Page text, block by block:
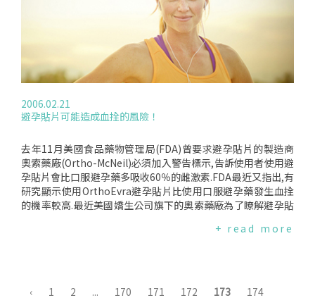
要再18個月才有結果.FDA雖未因此立即採取行動,但會密切注意
使用避孕貼片可能造成的後遺症對此,嬌生在台子公司楊森藥廠
表示,台灣上市的避孕貼片名稱為Evra,與在美國上市的OrthoEv
ra不僅名稱不同,因製造地不一樣,雌激素的含量也不同,在台灣
上市的避孕貼片雌激素含量較少,且自從93年在台上市以來尚未
出現引發血栓副作用的報告.對此說法台灣女人連線表示並不認
上市前所做的審合評估就必須包含製造地才是.
2006.02.21
避孕貼片可能造成血拴的風險！
去年11月美國食品藥物管理局(FDA)曾要求避孕貼片的製造商
奧索藥廠(Ortho-McNeil)必須加入警告標示,告訴使用者使用避
孕貼片會比口服避孕藥多吸收60％的雌激素.FDA最近又指出,有
研究顯示使用OrthoEvra避孕貼片比使用口服避孕藥發生血拴
的機率較高.最近美國嬌生公司旗下的奧索藥廠為了瞭解避孕貼
孕貼片的婦女比使用口服避孕藥的婦女,會發生兩倍的非致命血
使用避孕貼片可能造成的後遺症對此,嬌生在台子公司楊森藥廠
+ read more
‹ 1 2 ... 170 171 172 173 174